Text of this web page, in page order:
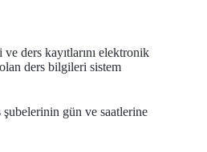
ders kayıtlarını elektronik
ders bilgileri sistem
gün ve saatlerine